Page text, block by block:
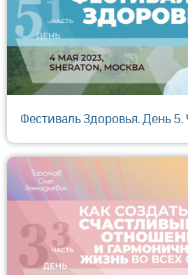
Фестиваль Здоровья. День 5.